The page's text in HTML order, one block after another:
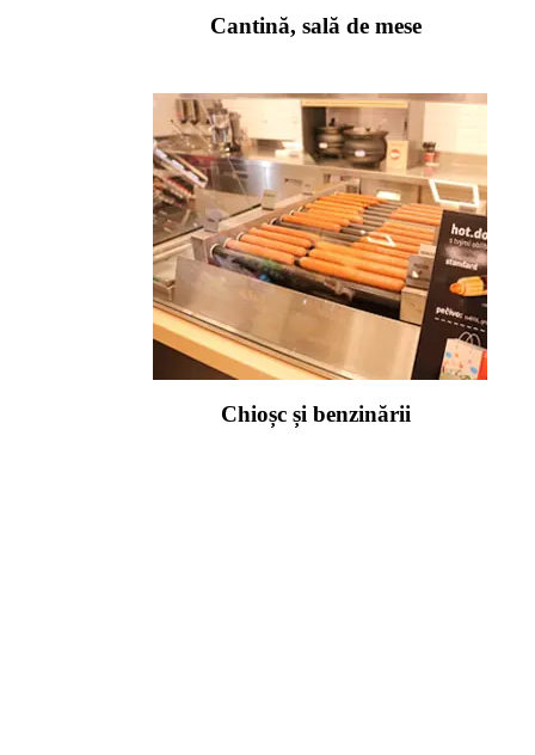
Cantină, sală de mese
Chioșc și benzinării